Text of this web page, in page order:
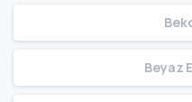
Beyaz